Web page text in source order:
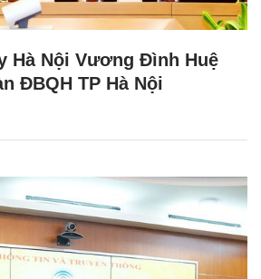
Hà Nội Vương Đình Huệ
ĐBQH TP Hà Nội